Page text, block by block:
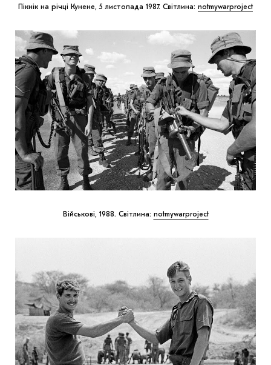
Пікнік на річці Кунене, 5 листопада 1987. Світлина: notmywarproject
Військові, 1988. Світлина: notmywarproject